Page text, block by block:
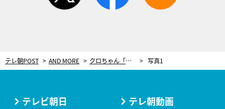
テレ朝POST AND MORE クロちゃん「アイドルは恋愛対象じゃない」無観客アイドルフェスプロデュースに込める想い＜インタビュー＞ 写真1
テレビ朝日 テレ朝動画